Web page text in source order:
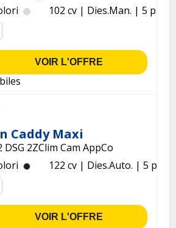
102 cv Dies.Man.
5 p.
VOIR L'OFFRE
Caddy Maxi
DSG 2ZClim Cam AppCo
122 cv Dies.Auto.
5 p.
VOIR L'OFFRE